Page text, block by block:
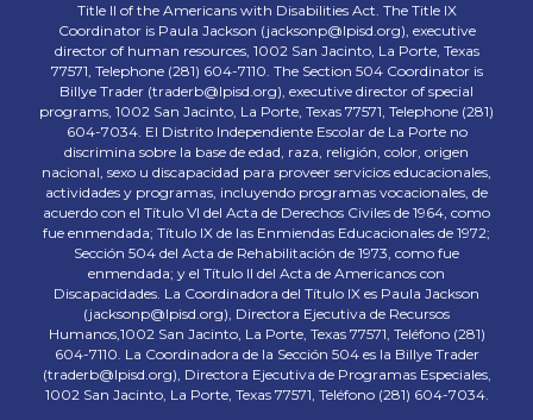
Title II of the Americans with Disabilities Act. The Title IX
Coordinator is Paula Jackson (jacksonp@lpisd.org), executive
director of human resources, 1002 San Jacinto, La Porte, Texas
77571, Telephone (281) 604-7110. The Section 504 Coordinator is
Billye Trader (traderb@lpisd.org), executive director of special
programs, 1002 San Jacinto, La Porte, Texas 77571, Telephone (281)
604-7034. El Distrito Independiente Escolar de La Porte no
discrimina sobre la base de edad, raza, religión, color, origen
nacional, sexo u discapacidad para proveer servicios educacionales,
actividades y programas, incluyendo programas vocacionales, de
acuerdo con el Título VI del Acta de Derechos Civiles de 1964, como
fue enmendada; Título IX de las Enmiendas Educacionales de 1972;
Sección 504 del Acta de Rehabilitación de 1973, como fue
enmendada; y el Título II del Acta de Americanos con
Discapacidades. La Coordinadora del Título IX es Paula Jackson
(jacksonp@lpisd.org), Directora Ejecutiva de Recursos
Humanos,1002 San Jacinto, La Porte, Texas 77571, Teléfono (281)
604-7110. La Coordinadora de la Sección 504 es la Billye Trader
(traderb@lpisd.org), Directora Ejecutiva de Programas Especiales,
1002 San Jacinto, La Porte, Texas 77571, Teléfono (281) 604-7034.